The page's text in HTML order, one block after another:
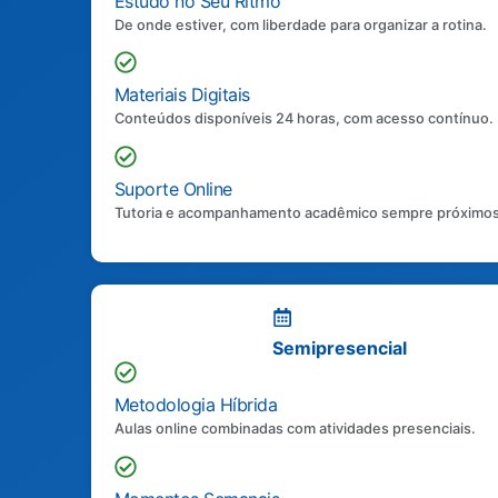
De onde estiver, com liberdade para organizar a rotina.
Materiais Digitais
Conteúdos disponíveis 24 horas, com acesso contínuo.
Suporte Online
Tutoria e acompanhamento acadêmico sempre
Semipresencial
Metodologia Híbrida
Aulas online combinadas com atividades presenciais.